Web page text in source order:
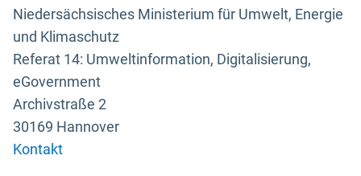
Niedersächsisches Ministerium für Umwelt, Energie
und Klimaschutz
Referat 14: Umweltinformation, Digitalisierung,
eGovernment
Archivstraße 2
30169 Hannover
Kontakt